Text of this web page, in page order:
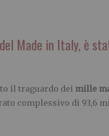
Made in Italy, è
il traguardo dei mille
complessivo di 93,6